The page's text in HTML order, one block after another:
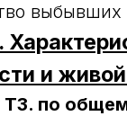
выбывших
и
по